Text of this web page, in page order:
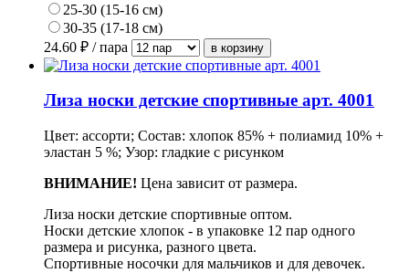
25-30 (15-16 см)
30-35 (17-18 см)
24.60 ₽ / пара
Лиза носки детские спортивные арт. 4001
Цвет: ассорти; Состав: хлопок 85% + полиамид 10% +
эластан 5 %; Узор: гладкие с рисунком
ВНИМАНИЕ! Цена зависит от размера.
Лиза носки детские спортивные оптом.
Носки детские хлопок - в упаковке 12 пар одного
размера и рисунка, разного цвета.
Спортивные носочки для мальчиков и для девочек.